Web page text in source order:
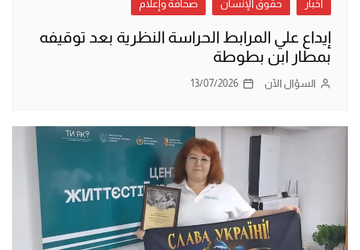
أخبار حقوق الإنسان صحافة وإعلام
إيداع علي المرابط الحراسة النظرية بعد توقيفه
بمطار ابن بطوطة
السؤال الآن 13/07/2026